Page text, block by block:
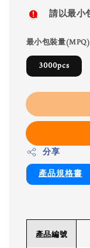
請以最小
最小包裝量(MPQ)
3000pcs
分享
產品規格書
產品編號